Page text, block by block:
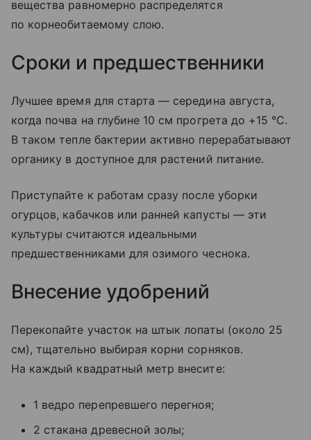
вещества равномерно распределятся
по корнеобитаемому слою.
Сроки и предшественники
Лучшее время для старта — середина августа,
когда почва на глубине 10 см прогрета до +15 °C.
В таком тепле бактерии активно перерабатывают
органику в доступное для растений питание.
Приступайте к работам сразу после уборки
огурцов, кабачков или ранней капусты — эти
культуры считаются идеальными
предшественниками для озимого чеснока.
Внесение удобрений
Перекопайте участок на штык лопаты (около 25
см), тщательно выбирая корни сорняков.
На каждый квадратный метр внесите:
1 ведро перепревшего перегноя;
2 стакана древесной золы;